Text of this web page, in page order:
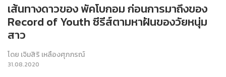
เส้นทางดาวของ พัคโบกอม ก่อนการมาถึงของ
Record of Youth ซีรีส์ตามหาฝันของวัยหนุ่ม
สาว
โดย เจิมสิริ เหลืองศุภภรณ์
31.08.2020